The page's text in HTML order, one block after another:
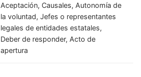
Aceptación, Causales, Autonomía de
la voluntad, Jefes o representantes
legales de entidades estatales,
Deber de responder, Acto de
apertura